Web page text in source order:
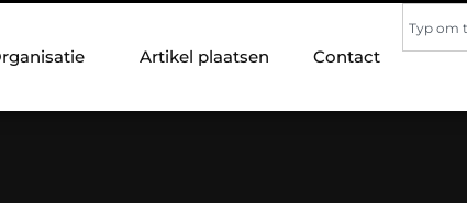
Artikel plaatsen Contact